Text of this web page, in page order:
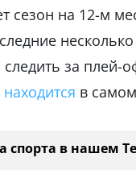
сезон на 12-м
следить за
находится в
спорта в нашем